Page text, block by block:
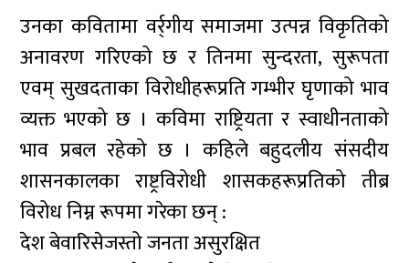
उनका कवितामा वर्र्गीय समाजमा उत्पन्न विकृतिको
अनावरण गरिएको छ र तिनमा सुन्दरता, सुरूपता
एवम् सुखदताका विरोधीहरूप्रति गम्भीर घृणाको भाव
व्यक्त भएको छ । कविमा राष्ट्रियता र स्वाधीनताको
भाव प्रबल रहेको छ । कहिले बहुदलीय संसदीय
शासनकालका राष्ट्रविरोधी शासकहरूप्रतिको तीब्र
विरोध निम्न रूपमा गरेका छन् :
देश बेवारिसेजस्तो जनता असुरक्षित